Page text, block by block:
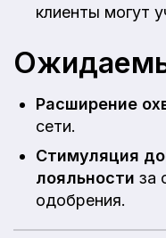
клиенты могут
Расширение
сети.
Стимуляция
лояльности за
одобрения.